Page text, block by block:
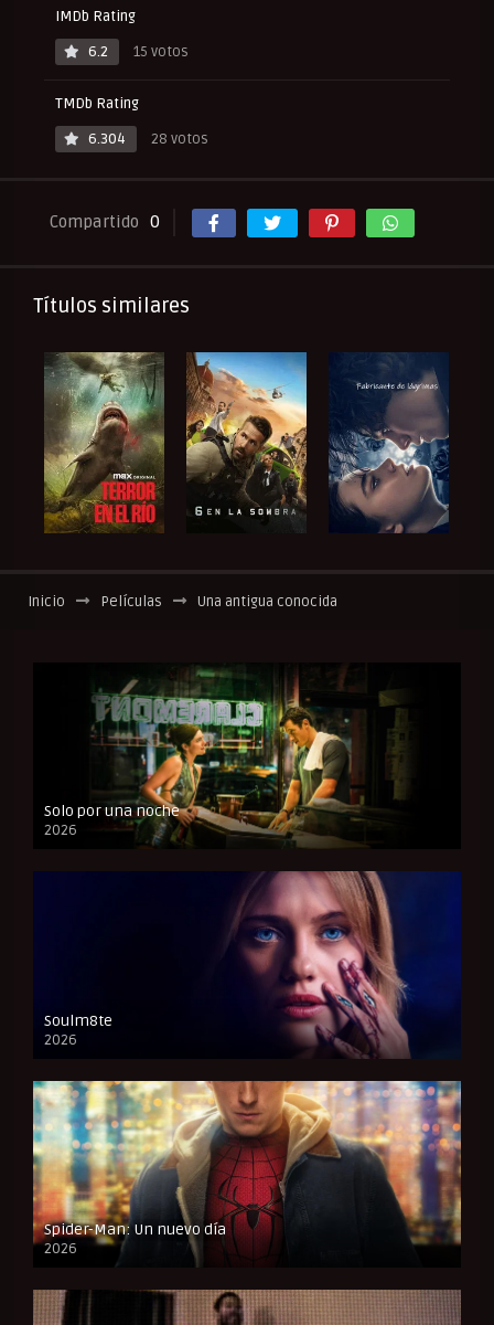
IMDb Rating
6.2
15 votos
TMDb Rating
6.304
28 votos
Compartido 0
Títulos similares
Inicio Películas Una antigua conocida
Solo por una noche
2026
CAM
Soulm8te
2026
FULL HD
Spider-Man: Un nuevo día
2026
CAM